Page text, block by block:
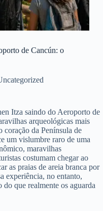
de Cancún: o
Itza saindo do Aeroporto de
arqueológicas mais
da Península de
um vislumbre raro de uma
maravilhas
costumam chegar ao
as praias de areia branca por
experiência, no entanto,
que realmente os aguarda